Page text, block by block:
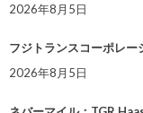
2026年8月5日
フジトランスコーポレ
2026年8月5日